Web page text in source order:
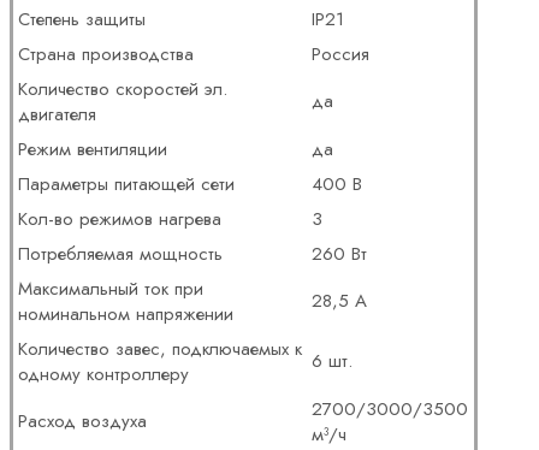
Степень защиты
IP21
Страна производства
Россия
Количество скоростей эл.
двигателя
да
Режим вентиляции
да
Параметры питающей сети
400 В
Кол-во режимов нагрева
3
Потребляемая мощность
260 Вт
Максимальный ток при
номинальном напряжении
28,5 А
Количество завес, подключаемых к
одному контроллеру
6 шт.
Расход воздуха
2700/3000/3500
м³/ч